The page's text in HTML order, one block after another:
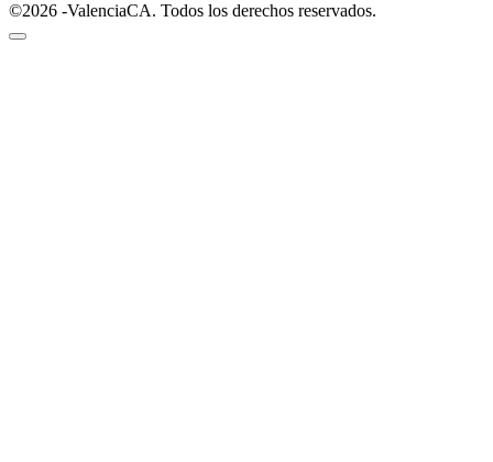
©2026 -ValenciaCA. Todos los derechos reservados.